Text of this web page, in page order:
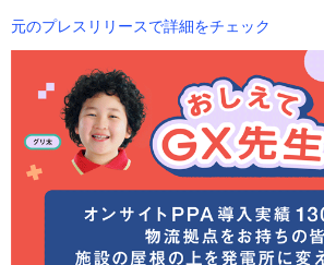
元のプレスリリースで詳細をチェック